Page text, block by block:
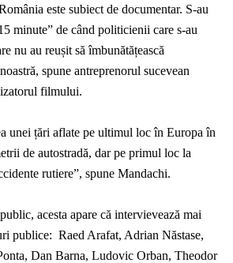
este subiect de documentar. S-au
minute” de când politicienii care s-au
nu au reușit să îmbunătățească
spune antreprenorul sucevean
filmului.
unei țări aflate pe ultimul loc în Europa în
de autostradă, dar pe primul loc la
rutiere”, spune Mandachi.
acesta apare că intervievează mai
publice: Raed Arafat, Adrian Năstase,
Dan Barna, Ludovic Orban, Theodor